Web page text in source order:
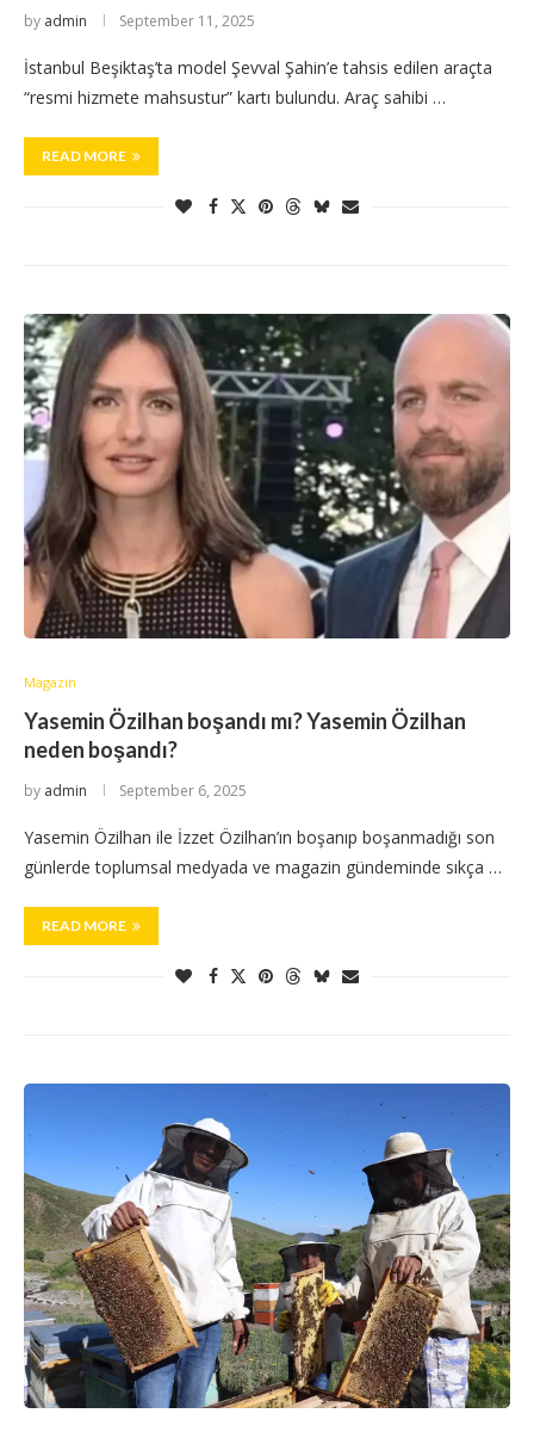
by admin September 11, 2025
İstanbul Beşiktaş’ta model Şevval Şahin’e tahsis edilen araçta
“resmi hizmete mahsustur” kartı bulundu. Araç sahibi …
READ MORE
Magazin
Yasemin Özilhan boşandı mı? Yasemin Özilhan
neden boşandı?
by admin September 6, 2025
Yasemin Özilhan ile İzzet Özilhan’ın boşanıp boşanmadığı son
günlerde toplumsal medyada ve magazin gündeminde sıkça …
READ MORE